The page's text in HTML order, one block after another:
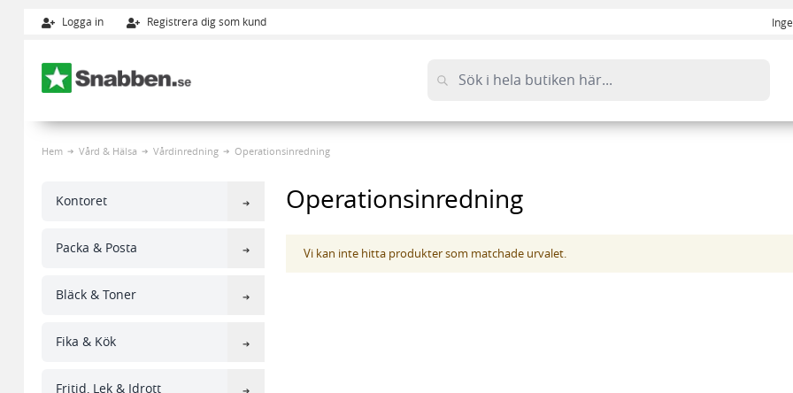
Logga in Registrera dig som kund
Hem Vård & Hälsa Vårdinredning Operationsinredning
Kontoret
Packa & Posta
Bläck & Toner
Fika & Kök
Fritid, Lek & Idrott
Operationsinredning
Vi kan inte hitta produkter som matchade urvalet.